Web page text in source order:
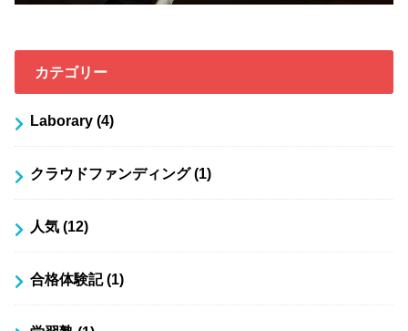
カテゴリー
Laborary (4)
クラウドファンディング(1)
人気 (12)
合格体験記(1)